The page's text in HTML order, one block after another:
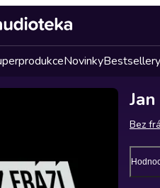
NovinkyBestsellery
Bez